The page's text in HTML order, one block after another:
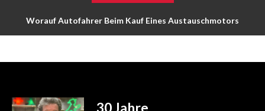
Worauf Autofahrer Beim Kauf Eines Austauschmotors
30 Jahre